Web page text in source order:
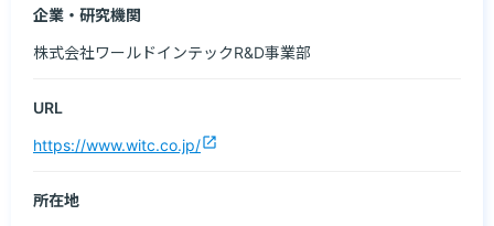
企業・研究機関
株式会社ワールドインテックR&D事業部
URL
https://www.witc.co.jp/open_in_new
所在地